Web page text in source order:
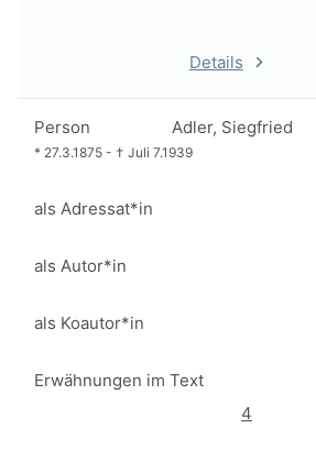
Details
Person Adler, Siegfried
* 27.3.1875 - † Juli 7.1939
als Adressat*in
als Autor*in
als Koautor*in
Erwähnungen im Text
4